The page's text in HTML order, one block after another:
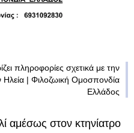
πληροφορίες σχετικά με την
| Φιλοζωική Ομοσπονδία
Ελλάδος
αμέσως στον κτηνίατρο